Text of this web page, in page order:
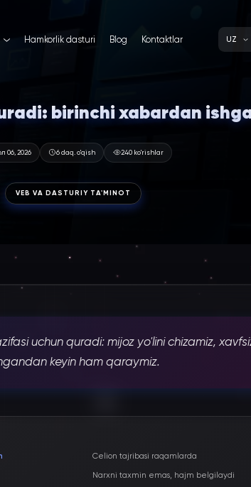
Hamkorlik dasturi Blog Kontaktlar UZ
birinchi xabardan
06, 2026 6 daq. o'qish 240 ko'rishlar
VEB VA DASTURIY TA'MINOT
uchun quradi: mijoz yo'lini chizamiz,
keyin ham qaraymiz.
Celion tajribasi raqamlarda
Narxni taxmin emas, hajm belgilaydi